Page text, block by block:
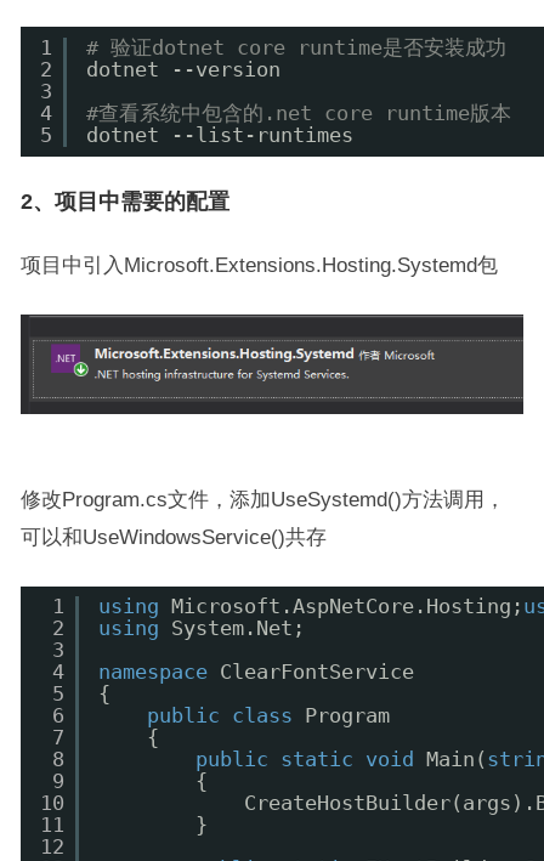
1
2
3
4
5
# 验证dotnet core runtime是否安装成功
dotnet --version
#查看系统中包含的.net core runtime版本
dotnet --list-runtimes
2、项目中需要的配置
项目中引入Microsoft.Extensions.Hosting.Systemd包
修改Program.cs文件，添加UseSystemd()方法调用，
可以和UseWindowsService()共存
1
2
3
4
5
6
7
8
9
10
11
12
using Microsoft.AspNetCore.Hosting;
using
System.Net;
namespace ClearFontService
{
public
class
Program
{
public
static void Main(
{
}